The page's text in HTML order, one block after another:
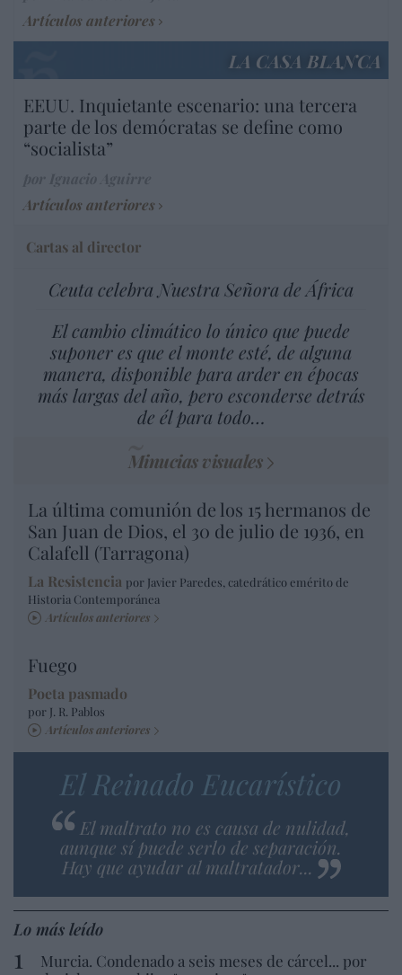
Artículos anteriores
LA CASA BLANCA
EEUU. Inquietante escenario: una tercera
parte de los demócratas se define como
“socialista”
Artículos anteriores
Cartas al director
Ceuta celebra Nuestra Señora de África
El cambio climático lo único que puede
suponer es que el monte esté, de alguna
manera, disponible para arder en épocas
más largas del año, pero esconderse detrás
de él para todo…
Minucias visuales
La última comunión de los 15 hermanos de
San Juan de Dios, el 30 de julio de 1936, en
Calafell (Tarragona)
La Resistencia por Javier Paredes, catedrático emérito de
Historia Contemporánea
Artículos anteriores
Fuego
Poeta pasmado
por J. R. Pablos
Artículos anteriores
El Reinado Eucarístico
El maltrato no es causa de nulidad,
aunque sí puede serlo de separación.
Hay que ayudar al maltratador...
Lo más leído
Murcia. Condenado a seis meses de cárcel... por